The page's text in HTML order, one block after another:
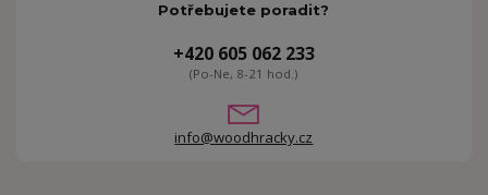
Potřebujete poradit?
+420 605 062 233
(Po-Ne, 8-21 hod.)
info@woodhracky.cz